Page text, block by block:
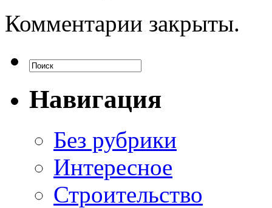
Комментарии закрыты.
Навигация
Без рубрики
Интересное
Строительство